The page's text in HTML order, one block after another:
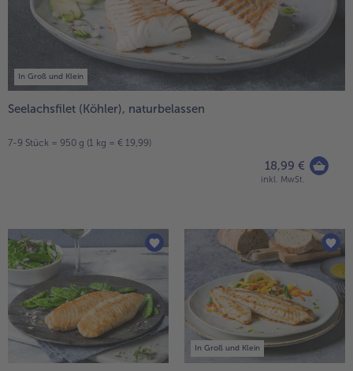
alle Brot & Brötchen
Kuchen & Torten
alle Kuchen & Torten
Süßspeisen
alle Süßspeisen
alle Küchenutensilien
alle Für die Heißluftfritteuse
bofrost*free
alle bofrost*free
bofrost*high Protein
alle bofrost*high Protein
In Groß und Klein
Seelachsfilet (Köhler), naturbelassen
7-9 Stück = 950 g (1 kg = € 19,99)
18,99 €
inkl. MwSt.
In Groß und Klein